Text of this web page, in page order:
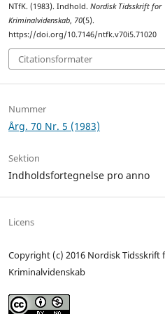
NTfK. (1983). Indhold.Nordisk Tidsskrift for
Kriminalvidenskab, 70(5).
https://doi.org/10.7146/ntfk.v70i5.71020
Citationsformater
Nummer
Årg. 70 Nr. 5 (1983)
Sektion
Indholdsfortegnelse pro anno
Licens
Copyright (c) 2016 Nordisk Tidsskrift
Kriminalvidenskab